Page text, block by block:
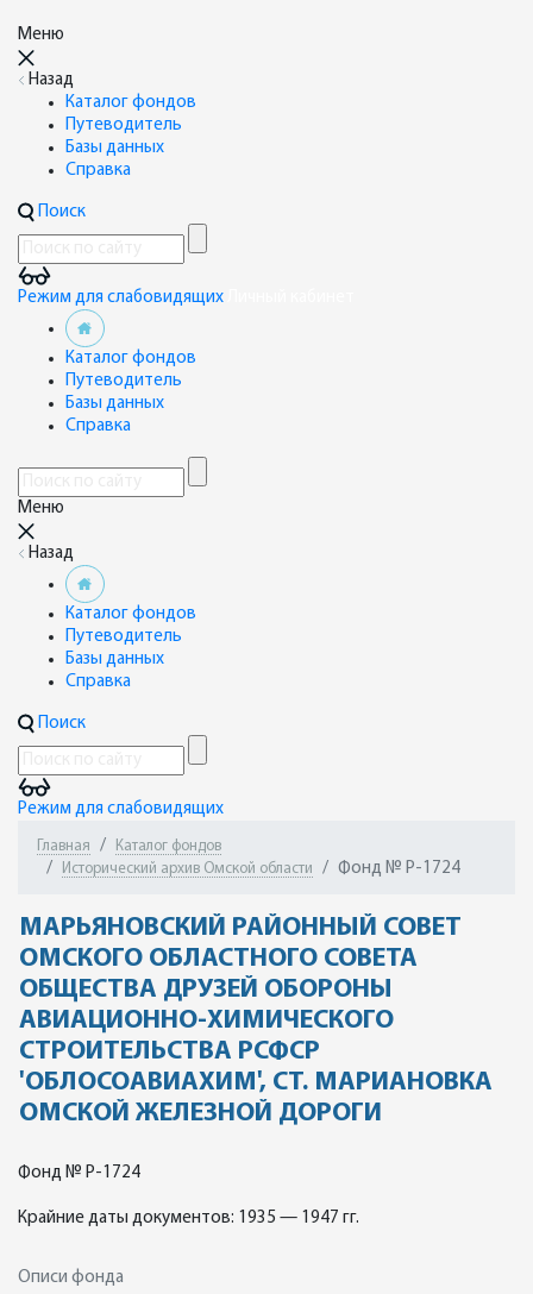
Меню
Назад
Каталог фондов
Путеводитель
Базы данных
Справка
Поиск
Режим для слабовидящих
Каталог фондов
Путеводитель
Базы данных
Справка
Меню
Назад
Каталог фондов
Путеводитель
Базы данных
Справка
Поиск
Режим для слабовидящих
Главная
Каталог фондов
Исторический архив Омской области
Фонд № Р-1724
МАРЬЯНОВСКИЙ РАЙОННЫЙ СОВЕТ
ОМСКОГО ОБЛАСТНОГО СОВЕТА
ОБЩЕСТВА ДРУЗЕЙ ОБОРОНЫ
АВИАЦИОННО-ХИМИЧЕСКОГО
СТРОИТЕЛЬСТВА РСФСР
'ОБЛОСОАВИАХИМ', СТ. МАРИАНОВКА
ОМСКОЙ ЖЕЛЕЗНОЙ ДОРОГИ
Фонд № Р-1724
Крайние даты документов: 1935 — 1947 гг.
Описи фонда